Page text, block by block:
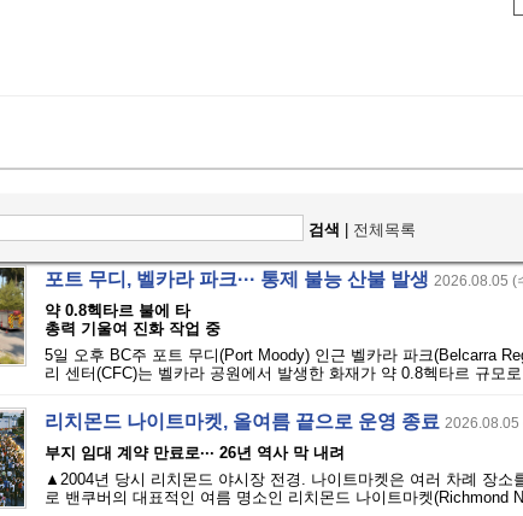
검색 전체목록
포트 무디, 벨카라 파크··· 통제 불능 산불 발생 2026.08.05 (
약 0.8헥타르 불에 타
총력 기울여 진화 작업 중
5일 오후 BC주 포트 무디(Port Moody) 인근 벨카라 파크(Belcarra
리 센터(CFC)는 벨카라 공원에서 발생한 화재가 약 0.8헥타르 규모
리치몬드 나이트마켓, 올여름 끝으로 운영 종료 2026.08.05
부지 임대 계약 만료로··· 26년 역사 막 내려
▲2004년 당시 리치몬드 야시장 전경. 나이트마켓은 여러 차례 장소
로 밴쿠버의 대표적인 여름 명소인 리치몬드 나이트마켓(Richmond